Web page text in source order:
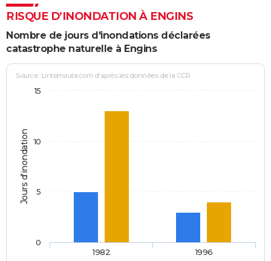
RISQUE D’INONDATION À ENGINS
Nombre de jours d'inondations déclarées
catastrophe naturelle à Engins
Jours d'inondation
Source : Linternaute.com d'après les données de la CCR
1982 1996
0
5
10
15